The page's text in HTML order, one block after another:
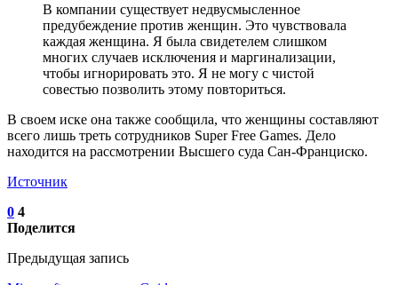
В компании существует недвусмысленное
предубеждение против женщин. Это чувствовала
каждая женщина. Я была свидетелем слишком
многих случаев исключения и маргинализации,
чтобы игнорировать это. Я не могу с чистой
совестью позволить этому повториться.
В своем иске она также сообщила, что женщины составляют
всего лишь треть сотрудников Super Free Games. Дело
находится на рассмотрении Высшего суда Сан-Франциско.
Источник
0 4
Поделится
Предыдущая запись